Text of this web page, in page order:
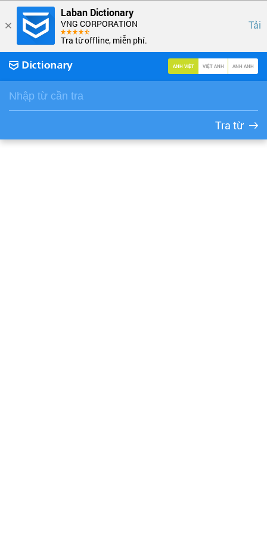
Laban Dictionary
VNG CORPORATION
Tra từ offline, miễn phí.
Tải
ANH VIỆT VIỆT ANH ANH ANH
Tra từ